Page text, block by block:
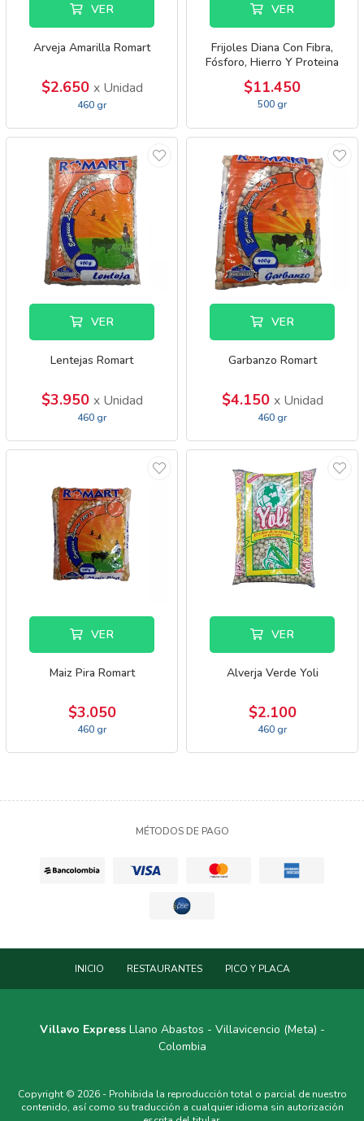
VER
Arveja Amarilla Romart
$2.650 x Unidad
460 gr
VER
Frijoles Diana Con Fibra,
Fósforo, Hierro Y Proteina
$11.450
500 gr
VER
Lentejas Romart
$3.950 x Unidad
460 gr
VER
Garbanzo Romart
$4.150 x Unidad
460 gr
VER
Maiz Pira Romart
$3.050
460 gr
VER
Alverja Verde Yoli
$2.100
460 gr
MÉTODOS DE PAGO
INICIO RESTAURANTES PICO Y PLACA
Villavo ExpressLlano Abastos - Villavicencio (Meta) -
Colombia
Copyright © 2026 - Prohibida la reproducción total o parcial de nuestro
contenido, así como su traducción a cualquier idioma sin autorización